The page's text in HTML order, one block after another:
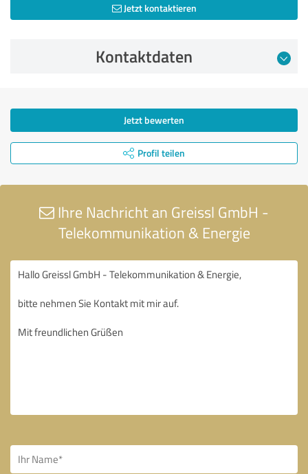
Jetzt kontaktieren
Kontaktdaten
Jetzt bewerten
Profil teilen
Ihre Nachricht an Greissl GmbH -
Telekommunikation & Energie